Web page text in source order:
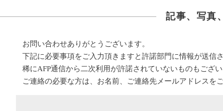
記事、写真
お問い合わせありがとうございます。
下記に必要事項をご入力頂きますと許諾部門に情報が送信
稀にAFP通信から二次利用が許諾されていないものもござ
ご連絡の必要な方は、お名前、ご連絡先メールアドレスを